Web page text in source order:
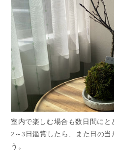
室内で楽しむ場合も数日間にと
2～3日鑑賞したら、また日の
う。